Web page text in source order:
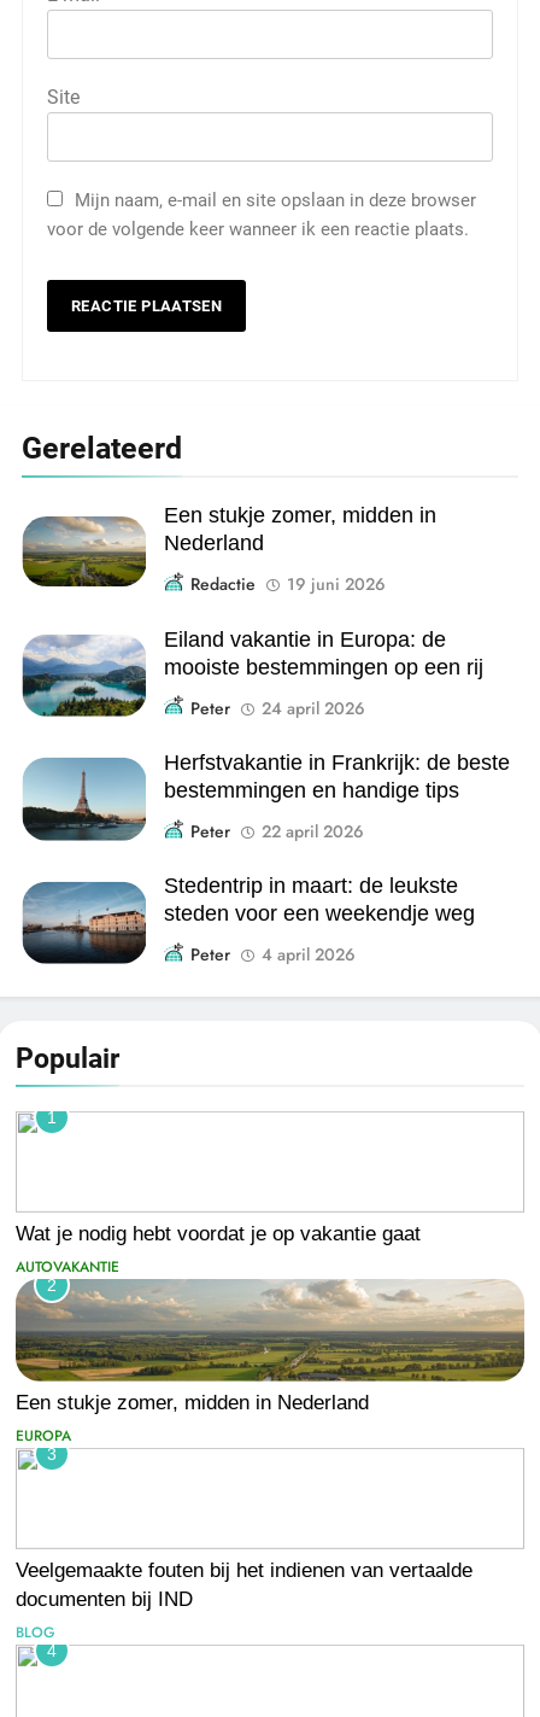
Site
Mijn naam, e-mail en site opslaan in deze browser
voor de volgende keer wanneer ik een reactie plaats.
Gerelateerd
Een stukje zomer, midden in
Nederland
Redactie
19 juni 2026
Eiland vakantie in Europa: de
mooiste bestemmingen op een rij
Peter
24 april 2026
Herfstvakantie in Frankrijk: de beste
bestemmingen en handige tips
Peter
22 april 2026
Stedentrip in maart: de leukste
steden voor een weekendje weg
Peter
4 april 2026
Populair
1
Wat je nodig hebt voordat je op vakantie gaat
AUTOVAKANTIE
2
Een stukje zomer, midden in Nederland
EUROPA
3
Veelgemaakte fouten bij het indienen van vertaalde
documenten bij IND
BLOG
4